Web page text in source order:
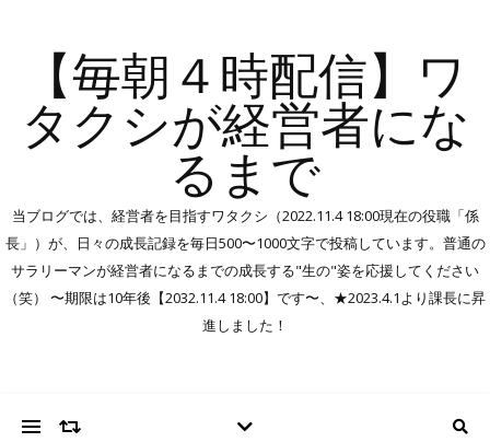
【毎朝４時配信】ワ
タクシが経営者にな
るまで
当ブログでは、経営者を目指すワタクシ（2022.11.4 18:00現在の役職「係
長」）が、日々の成長記録を毎日500〜1000文字で投稿しています。普通の
サラリーマンが経営者になるまでの成長する"生の"姿を応援してください
（笑） 〜期限は10年後【2032.11.4 18:00】です〜、★2023.4.1より課長に昇
進しました！